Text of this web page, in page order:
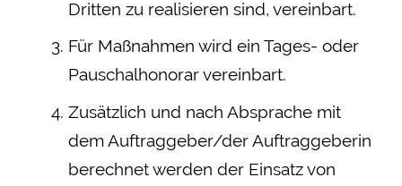
Dritten zu realisieren sind, vereinbart.
Für Maßnahmen wird ein Tages- oder
Pauschalhonorar vereinbart.
Zusätzlich und nach Absprache mit
dem Auftraggeber/der Auftraggeberin
berechnet werden der Einsatz von